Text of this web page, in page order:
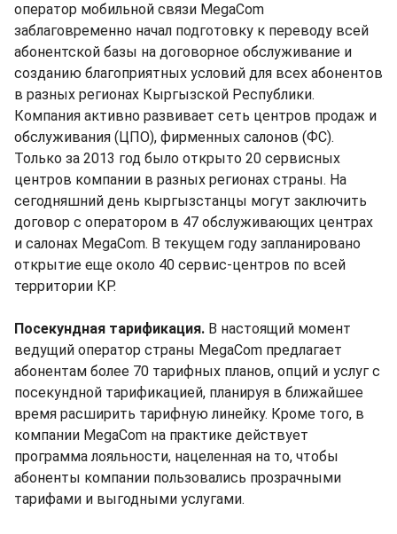
оператор мобильной связи MegaCom
заблаговременно начал подготовку к переводу всей
абонентской базы на договорное обслуживание и
созданию благоприятных условий для всех абонентов
в разных регионах Кыргызской Республики.
Компания активно развивает сеть центров продаж и
обслуживания (ЦПО), фирменных салонов (ФС).
Только за 2013 год было открыто 20 сервисных
центров компании в разных регионах страны. На
сегодняшний день кыргызстанцы могут заключить
договор с оператором в 47 обслуживающих центрах
и салонах MegaCom. В текущем году запланировано
открытие еще около 40 сервис-центров по всей
территории КР.
Посекундная тарификация. В настоящий момент
ведущий оператор страны MegaCom предлагает
абонентам более 70 тарифных планов, опций и услуг с
посекундной тарификацией, планируя в ближайшее
время расширить тарифную линейку. Кроме того, в
компании MegaCom на практике действует
программа лояльности, нацеленная на то, чтобы
абоненты компании пользовались прозрачными
тарифами и выгодными услугами.